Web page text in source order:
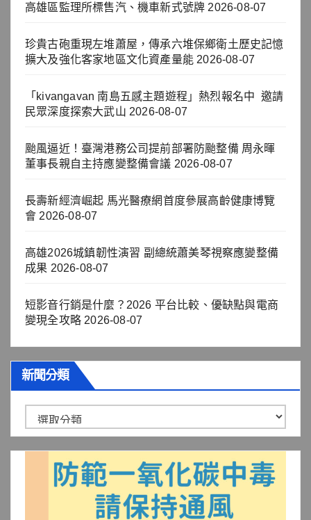
高雄區監理所標售汽、機車新式號牌 2026-08-07
珍貴古砲重現左堆蕭屋，傳承六堆保鄉衛土歷史記憶
擴大及強化客家地區文化資產量能 2026-08-07
「kivangavan 南島五感主題遊程」熱烈報名中 邀請
民眾深度探索大武山 2026-08-07
颱風逼近！臺灣港務公司提前部署防颱整備 周永暉
董事長親自主持應變整備會議 2026-08-07
長壽新經濟崛起 馬光醫療網首度參展高齡健康博覽
會 2026-08-07
高雄2026城鎮韌性演習 副總統蕭美琴視察應變整備
成果 2026-08-07
短影音行銷是什麼？2026 平台比較、優缺點與電商
變現全攻略 2026-08-07
新聞分類
聞